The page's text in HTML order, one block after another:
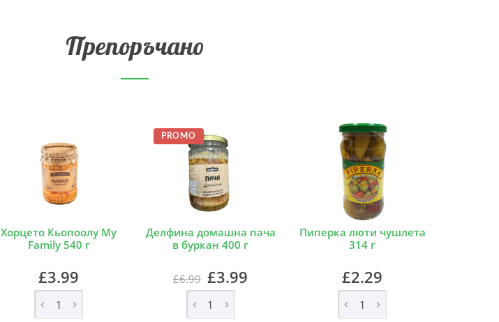
Препоръчано
Хорцето Кьопоолу My
Family 540 г
£3.99
PROMO
Делфина домашна пача
в буркан 400 г
£6.99 £3.99
Пиперка люти чушлета
314 г
£2.29